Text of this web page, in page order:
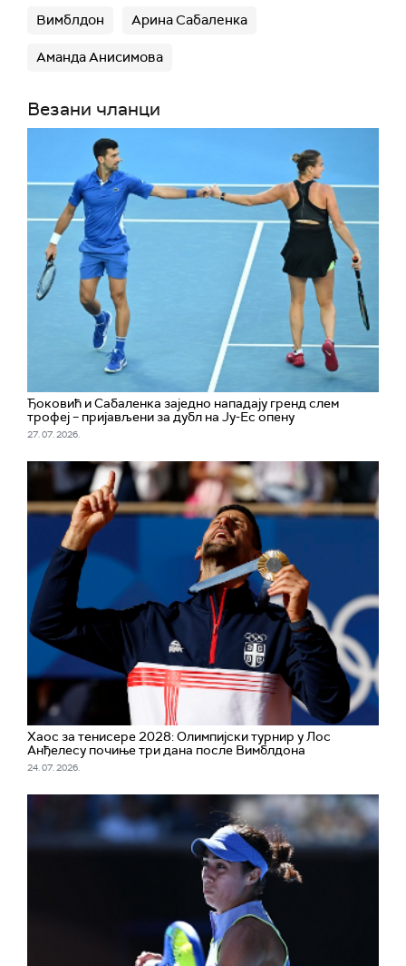
Вимблдон Арина Сабаленка
Аманда Анисимова
Везани чланци
Ђоковић и Сабаленка заједно нападају гренд слем
трофеј – пријављени за дубл на Ју-Ес опену
27. 07. 2026.
Хаос за тенисере 2028: Олимпијски турнир у Лос
Анђелесу почињe три дана после Вимблдона
24. 07. 2026.